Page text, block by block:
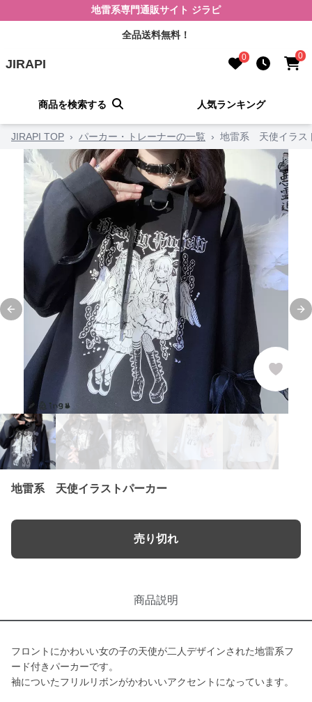
地雷系専門通販サイト ジラピ
全品送料無料！
JIRAPI 0 0
商品を検索する 人気ランキング
JIRAPI TOP › パーカー・トレーナーの一覧 › 地雷系 天使イラス
Previous slide
地雷系 天使イラストパーカー
売り切れ
商品説明
フロントにかわいい女の子の天使が二人デザインされた地雷系フ
ード付きパーカーです。
袖についたフリルリボンがかわいいアクセントになっています。